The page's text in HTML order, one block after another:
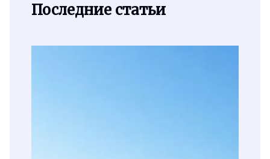
Последние статьи